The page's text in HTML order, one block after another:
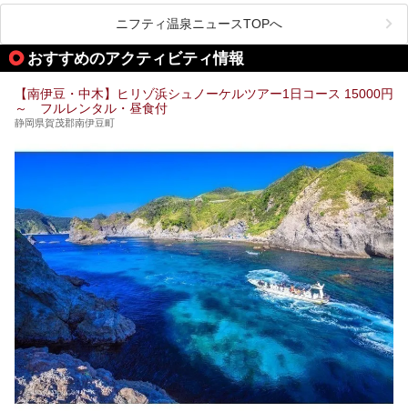
地下に眠る源泉を加水・加温・消毒無し、さらには途中過程
で空気にも触れさせることなく浴槽まで提供。「究極の源泉
かけ流し」と言っても決して過言ではありません。
今回、桜田温泉「山芳園」の“温泉”を中心に、その魅力を詳
細レポート。また口コミの評判も非常に高い宿であり、客室
や食事も併せて徹底紹介します！
ニフティ温泉ニュースTOPへ
おすすめのアクティビティ情報
【南伊豆・中木】ヒリゾ浜シュノーケルツアー1日コース 15000円
～ フルレンタル・昼食付
静岡県賀茂郡南伊豆町